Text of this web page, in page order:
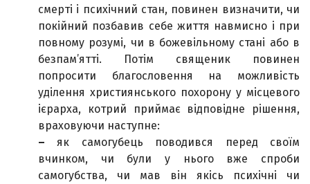
смерті і психічний стан, повинен визначити, чи
покійний позбавив себе життя навмисно і при
повному розумі, чи в божевільному стані або в
безпам’ятті. Потім священик повинен
попросити благословення на можливість
уділення християнського похорону у місцевого
ієрарха, котрий приймає відповідне рішення,
враховуючи наступне:
– як самогубець поводився перед своїм
вчинком, чи були у нього вже спроби
самогубства, чи мав він якісь психічні чи